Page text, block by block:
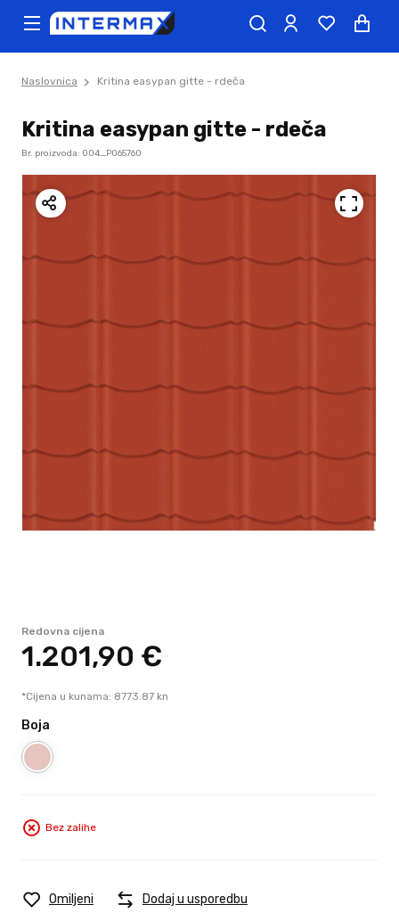
Naslovnica Kritina easypan gitte - rdeča
Kritina easypan gitte - rdeča
Br. proizvoda: 004_P065760
Redovna cijena
1.201,90 €
*Cijena u kunama: 8773.87 kn
Boja
Bez zalihe
Omiljeni Dodaj u usporedbu